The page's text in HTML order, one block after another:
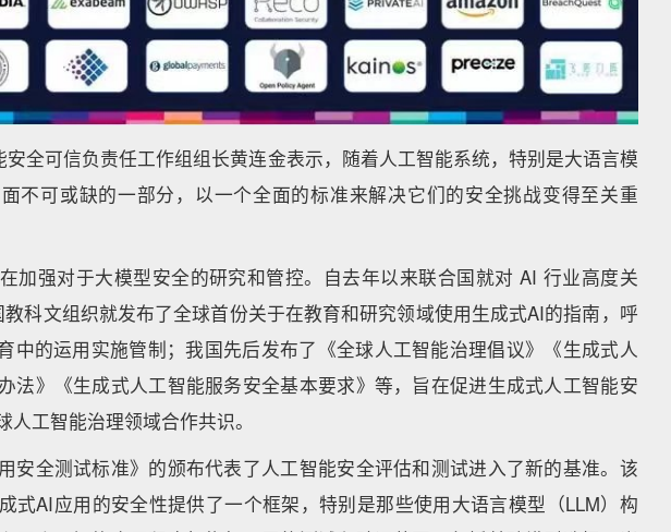
安全可信负责任工作组组长黄连金表示，随着人工智能系统，特别是大语言模
不可或缺的一部分，以一个全面的标准来解决它们的安全挑战变得至关重
加强对于大模型安全的研究和管控。自去年以来联合国就对 AI 行业高度关
科文组织就发布了全球首份关于在教育和研究领域使用生成式AI的指南，呼
中的运用实施管制；我国先后发布了《全球人工智能治理倡议》《生成式人
法》《生成式人工智能服务安全基本要求》等，旨在促进生成式人工智能安
工智能治理领域合作共识。
安全测试标准》的颁布代表了人工智能安全评估和测试进入了新的基准。该
式AI应用的安全性提供了一个框架，特别是那些使用大语言模型（LLM）构